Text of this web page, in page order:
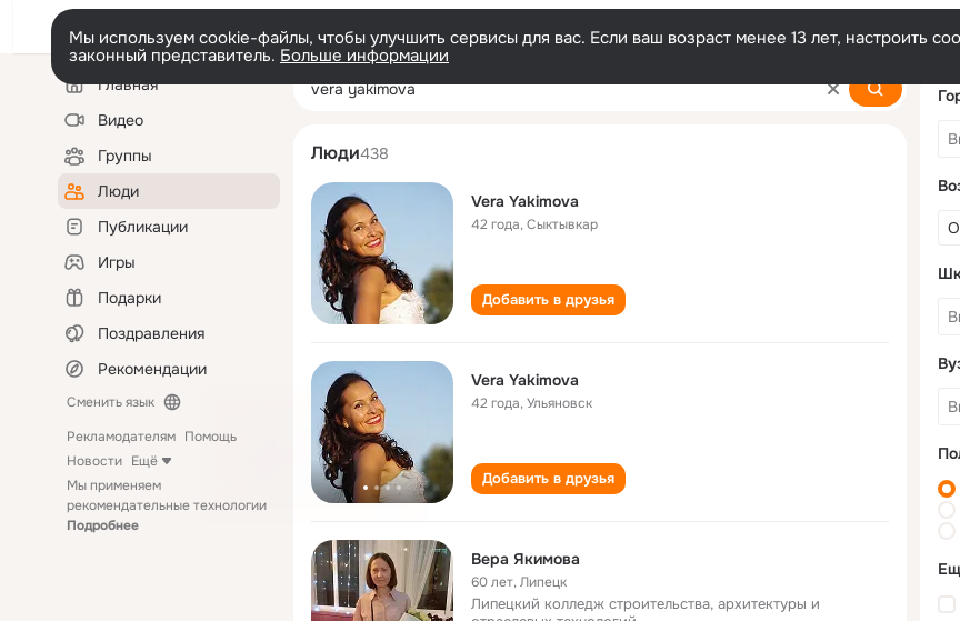
Мы используем cookie-файлы, чтобы улучшить сервисы для вас. Если ваш возраст менее 13 лет, настроить
законный представитель. Больше информации
Левая
колонкаГлавная
Видео
Группы
Люди
Публикации
Игры
Подарки
Поздравления
Рекомендации
Сменить язык
Рекламодателям Помощь
Новости Ещё
Мы применяем
рекомендательные технологии
Подробнее
vera yakimova
Люди438
Vera Yakimova
42 года,Сыктывкар
Добавить в друзья
Vera Yakimova
42 года,Ульяновск
Добавить в друзья
Вера Якимова
60 лет,Липецк
Липецкий колледж строительства, архитектуры и